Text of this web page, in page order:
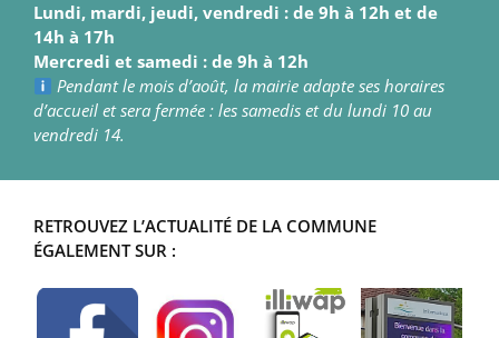
Lundi, mardi, jeudi, vendredi : de 9h à 12h et de
14h à 17h
Mercredi et samedi : de 9h à 12h
Pendant le mois d’août, la mairie adapte ses horaires
d’accueil et sera fermée : les samedis et du lundi 10 au
vendredi 14.
RETROUVEZ L’ACTUALITÉ DE LA COMMUNE
ÉGALEMENT SUR :